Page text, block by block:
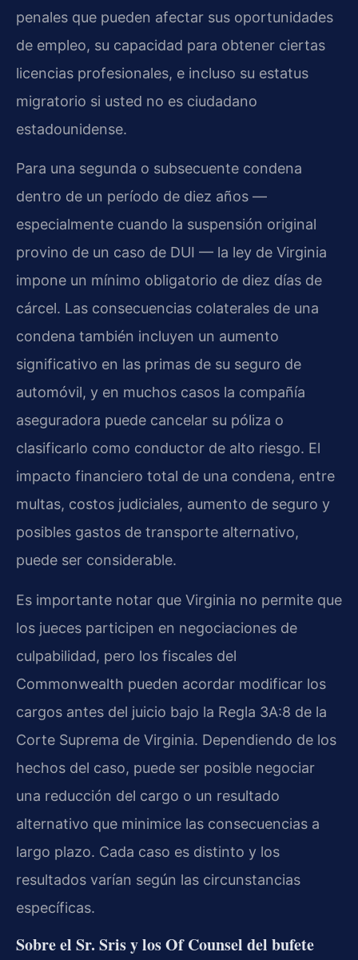
penales que pueden afectar sus oportunidades
de empleo, su capacidad para obtener ciertas
licencias profesionales, e incluso su estatus
migratorio si usted no es ciudadano
estadounidense.
Para una segunda o subsecuente condena
dentro de un período de diez años —
especialmente cuando la suspensión original
provino de un caso de DUI — la ley de Virginia
impone un mínimo obligatorio de diez días de
cárcel. Las consecuencias colaterales de una
condena también incluyen un aumento
significativo en las primas de su seguro de
automóvil, y en muchos casos la compañía
aseguradora puede cancelar su póliza o
clasificarlo como conductor de alto riesgo. El
impacto financiero total de una condena, entre
multas, costos judiciales, aumento de seguro y
posibles gastos de transporte alternativo,
puede ser considerable.
Es importante notar que Virginia no permite que
los jueces participen en negociaciones de
culpabilidad, pero los fiscales del
Commonwealth pueden acordar modificar los
cargos antes del juicio bajo la Regla 3A:8 de la
Corte Suprema de Virginia. Dependiendo de los
hechos del caso, puede ser posible negociar
una reducción del cargo o un resultado
alternativo que minimice las consecuencias a
largo plazo. Cada caso es distinto y los
resultados varían según las circunstancias
específicas.
Sobre el Sr. Sris y los Of Counsel del bufete